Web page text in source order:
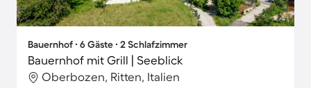
Bauernhof ∙ 6 Gäste ∙ 2 Schlafzimmer
Bauernhof mit Grill | Seeblick
Oberbozen, Ritten, Italien